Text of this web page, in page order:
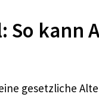
So kann
gesetzliche